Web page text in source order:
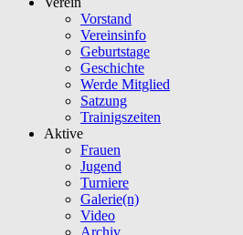
Vorstand
Vereinsinfo
Geburtstage
Geschichte
Werde Mitglied
Satzung
Trainigszeiten
Aktive
Frauen
Jugend
Turniere
Galerie(n)
Video
Archiv